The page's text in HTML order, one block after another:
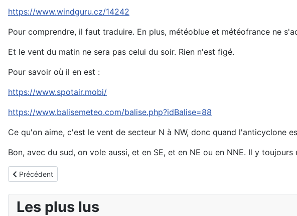
https://www.windguru.cz/14242
Pour comprendre, il faut traduire. En plus, météoblue et météofrance ne
Et le vent du matin ne sera pas celui du soir. Rien n'est figé.
Pour savoir où il en est :
https://www.spotair.mobi/
https://www.balisemeteo.com/balise.php?idBalise=88
Ce qu'on aime, c'est le vent de secteur N à NW, donc quand l'anticyclone
Bon, avec du sud, on vole aussi, et en SE, et en NE ou en NNE. Il y toujours
Article précédent : Accidents en vol libre
Précédent
Les plus lus